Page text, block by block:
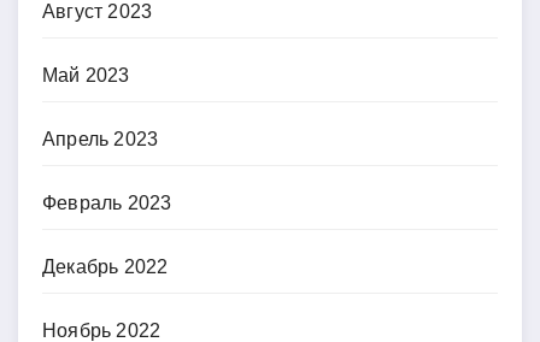
Август 2023
Май 2023
Апрель 2023
Февраль 2023
Декабрь 2022
Ноябрь 2022